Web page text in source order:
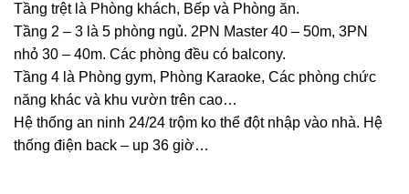
Tầng trệt là Phòng khách, Bếp và Phòng ăn.
Tầng 2 – 3 là 5 phòng ngủ. 2PN Master 40 – 50m, 3PN
nhỏ 30 – 40m. Các phòng đều có balcony.
Tầng 4 là Phòng gym, Phòng Karaoke, Các phòng chức
năng khác và khu vườn trên cao…
Hệ thống an ninh 24/24 trộm ko thể đột nhập vào nhà. Hệ
thống điện back – up 36 giờ…